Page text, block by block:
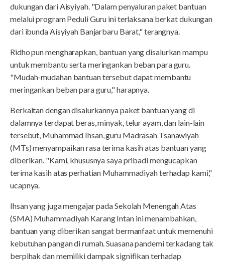
dukungan dari Aisyiyah. "Dalam penyaluran paket bantuan
melalui program Peduli Guru ini terlaksana berkat dukungan
dari ibunda Aisyiyah Banjarbaru Barat," terangnya.
Ridho pun mengharapkan, bantuan yang disalurkan mampu
untuk membantu serta meringankan beban para guru.
"Mudah-mudahan bantuan tersebut dapat membantu
meringankan beban para guru," harapnya.
Berkaitan dengan disalurkannya paket bantuan yang di
dalamnya terdapat beras, minyak, telur ayam, dan lain-lain
tersebut, Muhammad Ihsan, guru Madrasah Tsanawiyah
(MTs) menyampaikan rasa terima kasih atas bantuan yang
diberikan. "Kami, khususnya saya pribadi mengucapkan
terima kasih atas perhatian Muhammadiyah terhadap kami,"
ucapnya.
Ihsan yang juga mengajar pada Sekolah Menengah Atas
(SMA) Muhammadiyah Karang Intan ini menambahkan,
bantuan yang diberikan sangat bermanfaat untuk memenuhi
kebutuhan pangan di rumah. Suasana pandemi terkadang tak
berpihak dan memiliki dampak signifikan terhadap